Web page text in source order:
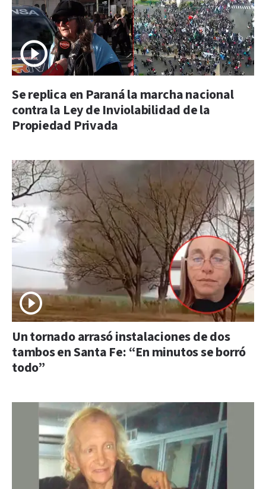
Se replica en Paraná la marcha nacional
contra la Ley de Inviolabilidad de la
Propiedad Privada
Un tornado arrasó instalaciones de dos
tambos en Santa Fe: “En minutos se borró
todo”